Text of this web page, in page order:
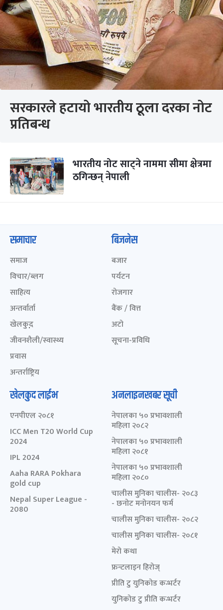
सरकारले हटायो भारतीय ठूला दरका नोट
प्रतिबन्ध
भारतीय नोट साट्ने नाममा सीमा क्षेत्रमा
ठगिन्छन् नेपाली
समाचार
समाज
विचार/ब्लग
साहित्य
अन्तर्वार्ता
खेलकुद़़
जीवनशैली/स्वास्थ्य
प्रवास
अन्तर्राष्ट्रिय
बिजनेस
बजार
पर्यटन
रोजगार
बैंक / वित्त
अटो
सूचना-प्रविधि
खेलकुद लाईभ
एनपीएल २०८१
ICC Men T20 World Cup
2024
IPL 2024
Aaha RARA Pokhara
gold cup
Nepal Super League -
2080
अनलाइनखबर सूची
नेपालका ५० प्रभावशाली
महिला २०८२
नेपालका ५० प्रभावशाली
महिला २०८१
नेपालका ५० प्रभावशाली
महिला २०८०
चालीस मुनिका चालीस- २०८३
- छनोट मनोनयन फर्म
चालीस मुनिका चालीस- २०८२
चालीस मुनिका चालीस- २०८१
मेरो कथा
फ्रन्टलाइन हिरोज्
प्रीति टु युनिकोड कन्भर्टर
युनिकोड टु प्रीति कन्भर्टर